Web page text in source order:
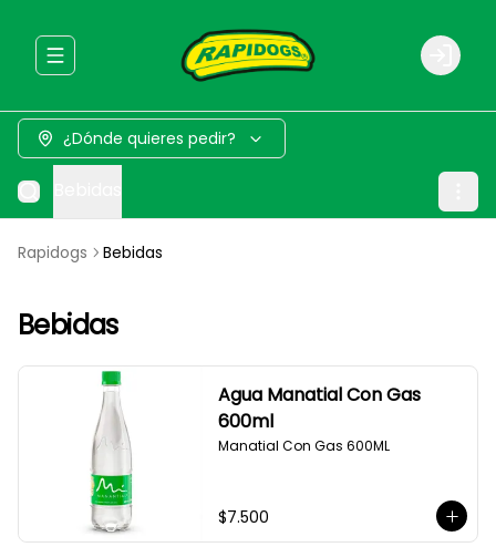
Abrir menu de navegación Login
¿Dónde quieres pedir?
Rapidogs Bebidas
Bebidas
Agua Manatial Con Gas
600ml
Manatial Con Gas 600ML
$7.500